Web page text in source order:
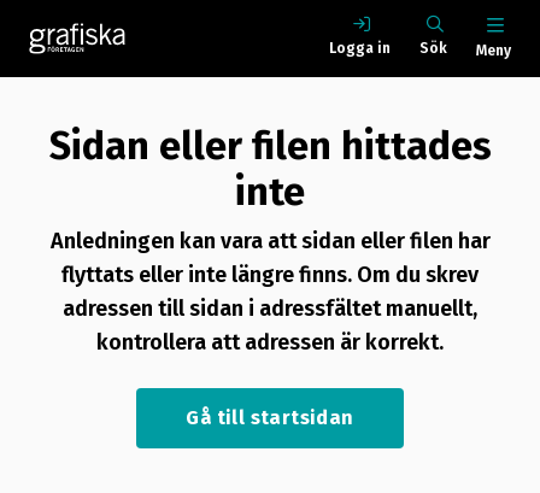
Logga in Sök Meny
Sidan eller filen hittades
inte
Anledningen kan vara att sidan eller filen har
flyttats eller inte längre finns. Om du skrev
adressen till sidan i adressfältet manuellt,
kontrollera att adressen är korrekt.
Gå till startsidan